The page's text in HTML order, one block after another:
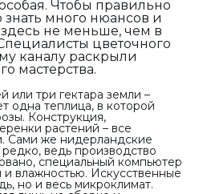
Чтобы правильно
знать много нюансов и
здесь не меньше, чем в
цветочного
каналу раскрыли
мастерства.
или три гектара земли –
одна теплица, в которой
Конструкция,
растений – все
Сами же нидерландские
ведь производство
специальный компьютер
и влажностью. Искусственные
но и весь микроклимат.